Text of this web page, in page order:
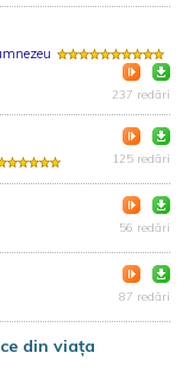
237 redări
125 redări
56 redări
87 redări
din viața